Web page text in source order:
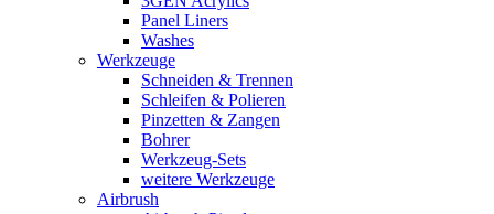
Panel Liners
Washes
Werkzeuge
Schneiden & Trennen
Schleifen & Polieren
Pinzetten & Zangen
Bohrer
Werkzeug-Sets
weitere Werkzeuge
Airbrush